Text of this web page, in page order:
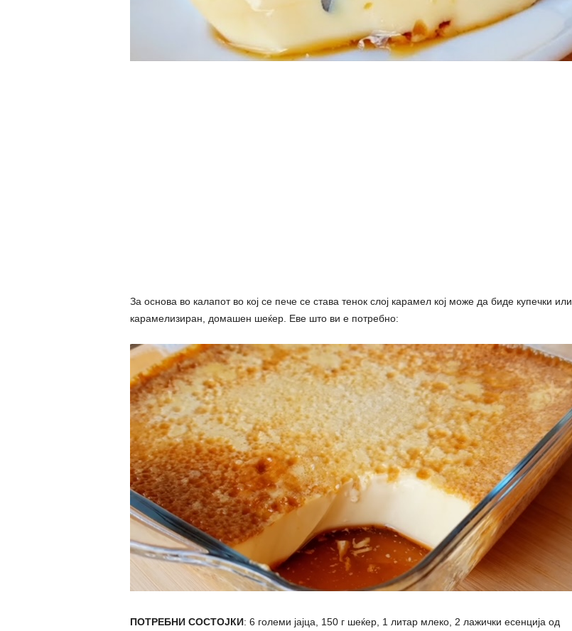
За основа во калапот во кој се пече се става тенок слој карамел кој може да биде купечки или
карамелизиран, домашен шеќер. Еве што ви е потребно:
ПОТРЕБНИ СОСТОЈКИ: 6 големи јајца, 150 г шеќер, 1 литар млеко, 2 лажички есенција од